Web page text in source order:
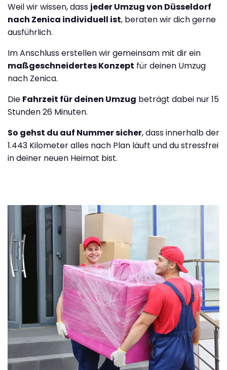
Weil wir wissen, dass jeder Umzug von Düsseldorf
nach Zenica individuell ist, beraten wir dich gerne
ausführlich.
Im Anschluss erstellen wir gemeinsam mit dir ein
maßgeschneidertes Konzept für deinen Umzug
nach Zenica.
Die Fahrzeit für deinen Umzug beträgt dabei nur 15
Stunden 26 Minuten.
So gehst du auf Nummer sicher, dass innerhalb der
1.443 Kilometer alles nach Plan läuft und du stressfrei
in deiner neuen Heimat bist.